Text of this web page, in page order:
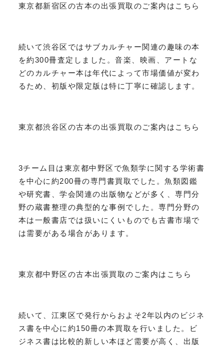
東京都新宿区の古本の出張買取のご案内はこちら
続いて渋谷区ではサブカルチャー関連の趣味の本
を約300冊査定しました。音楽、映画、アートな
どのカルチャー本は年代によって市場価値が変わ
るため、初版や限定版は特に丁寧に確認します。
東京都渋谷区の古本の出張買取のご案内はこちら
3チーム目は東京都中野区で魚類学に関する学術書
を中心に約200冊の専門書買取でした。魚類図鑑
や研究書、学会関連の出版物などが多く、専門分
野の蔵書整理の典型的な事例でした。専門分野の
本は一般書店では扱いにくいものでも古書市場で
は需要がある場合があります。
東京都中野区の古本出張買取のご案内はこちら
続いて、江東区で発行からおよそ2年以内のビジネ
ス書を中心に約150冊の本買取を行いました。ビ
ジネス書は比較的新しい本ほど需要が高く、出版